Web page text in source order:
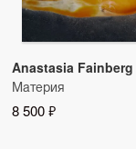
Anastasia Fainberg
Материя
8 500 ₽